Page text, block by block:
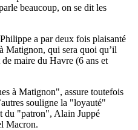
beaucoup, on se dit les
a par deux fois plaisanté
Matignon, qui sera quoi qu’il
maire du Havre (6 ans et
à Matignon", assure toutefois
souligne la "loyauté"
du "patron", Alain Juppé
Macron.